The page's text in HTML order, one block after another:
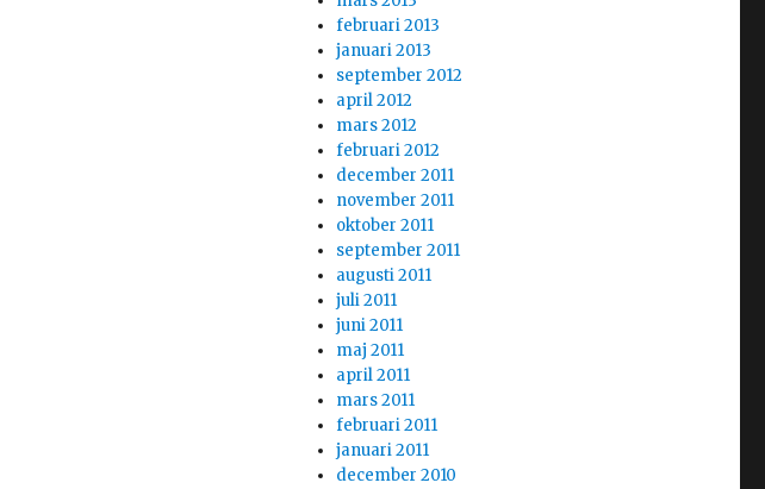
februari 2013
januari 2013
september 2012
april 2012
mars 2012
februari 2012
december 2011
november 2011
oktober 2011
september 2011
augusti 2011
juli 2011
juni 2011
maj 2011
april 2011
mars 2011
februari 2011
januari 2011
december 2010